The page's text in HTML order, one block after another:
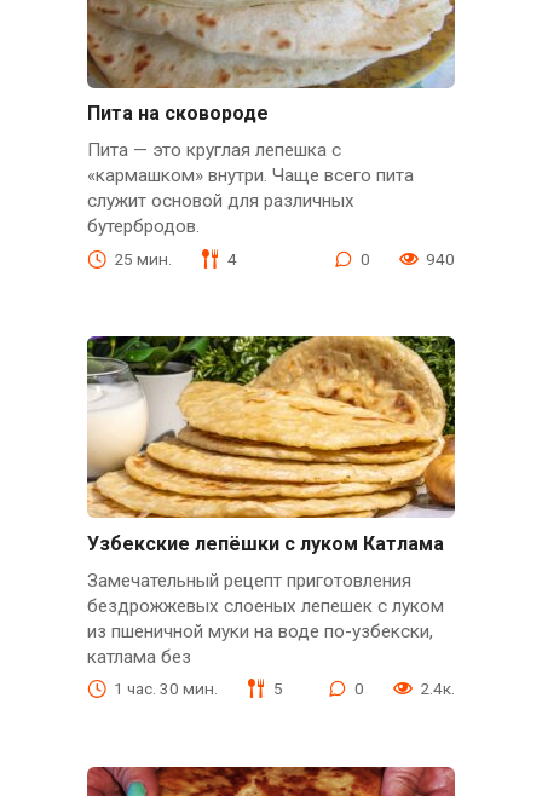
Пита на сковороде
Пита — это круглая лепешка с
«кармашком» внутри. Чаще всего пита
служит основой для различных
бутербродов.
25 мин. 4 0 940
Узбекские лепёшки с луком Катлама
Замечательный рецепт приготовления
бездрожжевых слоеных лепешек с луком
из пшеничной муки на воде по-узбекски,
катлама без
1 час. 30 мин. 5 0 2.4к.